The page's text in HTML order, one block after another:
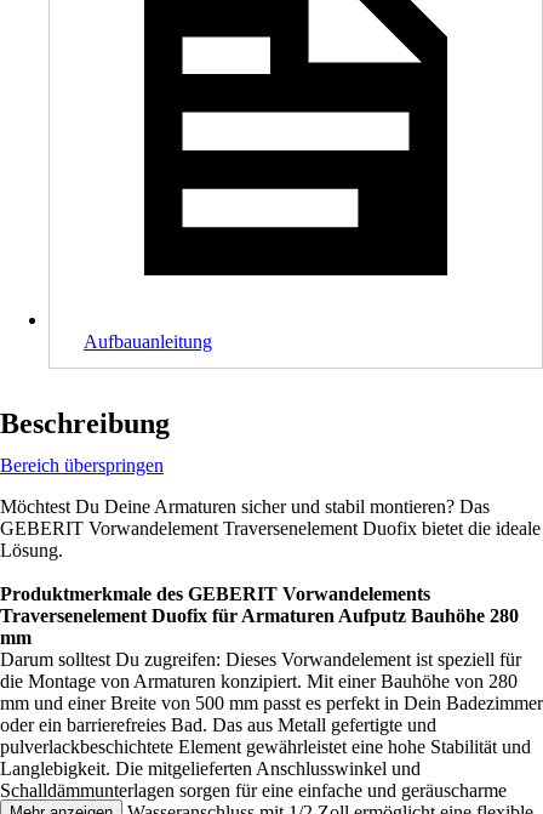
Aufbauanleitung
Beschreibung
Bereich überspringen
Möchtest Du Deine Armaturen sicher und stabil montieren? Das
GEBERIT Vorwandelement Traversenelement Duofix bietet die ideale
Lösung.
Produktmerkmale des GEBERIT Vorwandelements
Traversenelement Duofix für Armaturen Aufputz Bauhöhe 280
mm
Darum solltest Du zugreifen: Dieses Vorwandelement ist speziell für
die Montage von Armaturen konzipiert. Mit einer Bauhöhe von 280
mm und einer Breite von 500 mm passt es perfekt in Dein Badezimmer
oder ein barrierefreies Bad. Das aus Metall gefertigte und
pulverlackbeschichtete Element gewährleistet eine hohe Stabilität und
Langlebigkeit. Die mitgelieferten Anschlusswinkel und
Schalldämmunterlagen sorgen für eine einfache und geräuscharme